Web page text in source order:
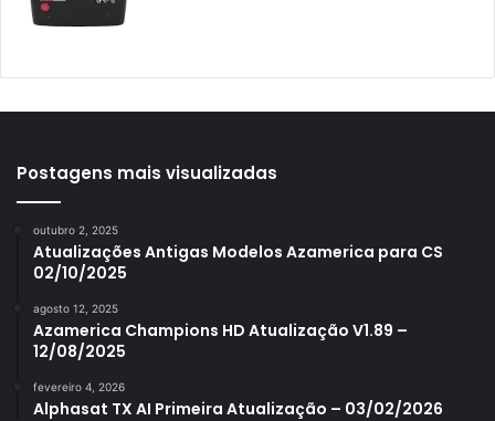
Azamerica Mobi
Azamerica S1005
Azamerica S1006 Plus
Azamerica S1007 New
Azamerica S1007 Plus
Azamerica S1009
Postagens mais visualizadas
outubro 2, 2025
Atualizações Antigas Modelos Azamerica para CS
02/10/2025
agosto 12, 2025
Azamerica Champions HD Atualização V1.89 –
12/08/2025
fevereiro 4, 2026
Alphasat TX AI Primeira Atualização – 03/02/2026